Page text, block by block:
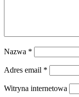
Nazwa *
Adres email *
Witryna internetowa